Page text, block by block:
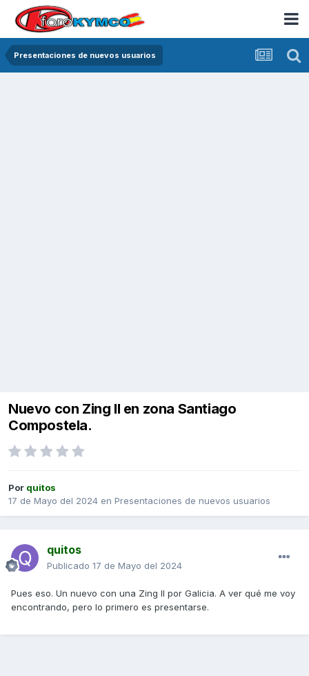
Presentaciones de nuevos usuarios
Nuevo con Zing II en zona Santiago
Compostela.
Por quitos
17 de Mayo del 2024 en Presentaciones de nuevos usuarios
quitos
Publicado 17 de Mayo del 2024
Pues eso. Un nuevo con una Zing II por Galicia. A ver qué me voy
encontrando, pero lo primero es presentarse.